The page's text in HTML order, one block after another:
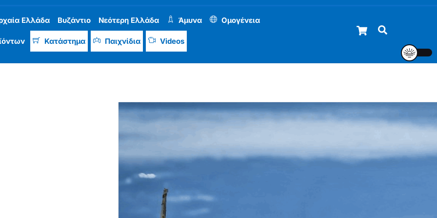
Cart
Ελλάδα Βυζάντιο Νεότερη Ελλάδα Άμυνα Ομογένεια
Κατάστημα Παιχνίδια Videos